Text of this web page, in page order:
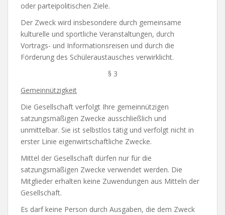
oder parteipolitischen Ziele.
Der Zweck wird insbesondere durch gemeinsame
kulturelle und sportliche Veranstaltungen, durch
Vortrags- und Informationsreisen und durch die
Förderung des Schüleraustausches verwirklicht.
§ 3
Gemeinnützigkeit
Die Gesellschaft verfolgt Ihre gemeinnützigen
satzungsmäßigen Zwecke ausschließlich und
unmittelbar. Sie ist selbstlos tätig und verfolgt nicht in
erster Linie eigenwirtschaftliche Zwecke.
Mittel der Gesellschaft dürfen nur für die
satzungsmäßigen Zwecke verwendet werden. Die
Mitglieder erhalten keine Zuwendungen aus Mitteln der
Gesellschaft.
Es darf keine Person durch Ausgaben, die dem Zweck